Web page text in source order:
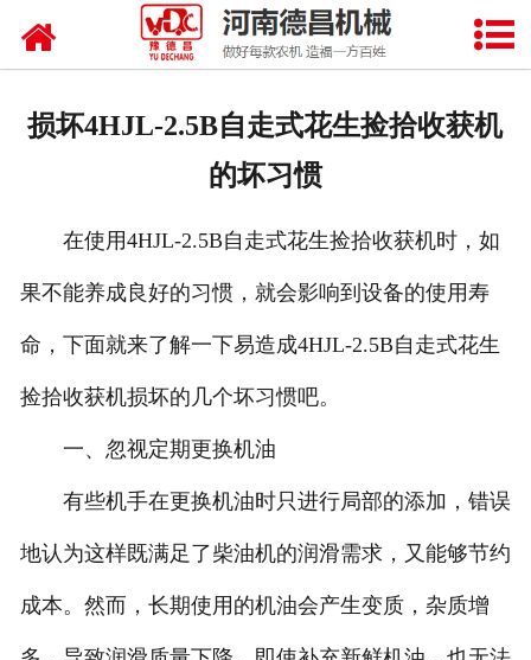
网站首页
厂房设备
损坏4HJL-2.5B自走式花生捡拾收获机
的坏习惯
在使用4HJL-2.5B自走式花生捡拾收获机时，如
果不能养成良好的习惯，就会影响到设备的使用寿
命，下面就来了解一下易造成4HJL-2.5B自走式花生
捡拾收获机损坏的几个坏习惯吧。
一、忽视定期更换机油
有些机手在更换机油时只进行局部的添加，错误
地认为这样既满足了柴油机的润滑需求，又能够节约
成本。然而，长期使用的机油会产生变质，杂质增